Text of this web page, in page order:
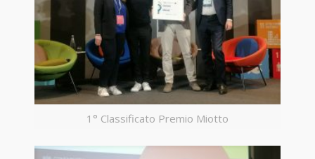
1° Classificato Premio Miotto